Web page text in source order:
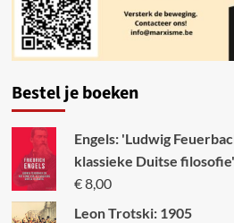
Bestel je boeken
Engels: 'Ludwig
klassieke Duitse filosofie'
€8,00
Leon Trotski: 1905